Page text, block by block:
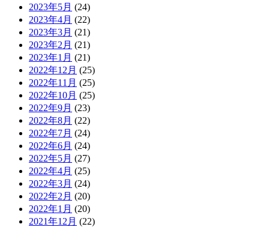
2023年5月 (24)
2023年4月 (22)
2023年3月 (21)
2023年2月 (21)
2023年1月 (21)
2022年12月 (25)
2022年11月 (25)
2022年10月 (25)
2022年9月 (23)
2022年8月 (22)
2022年7月 (24)
2022年6月 (24)
2022年5月 (27)
2022年4月 (25)
2022年3月 (24)
2022年2月 (20)
2022年1月 (20)
2021年12月 (22)